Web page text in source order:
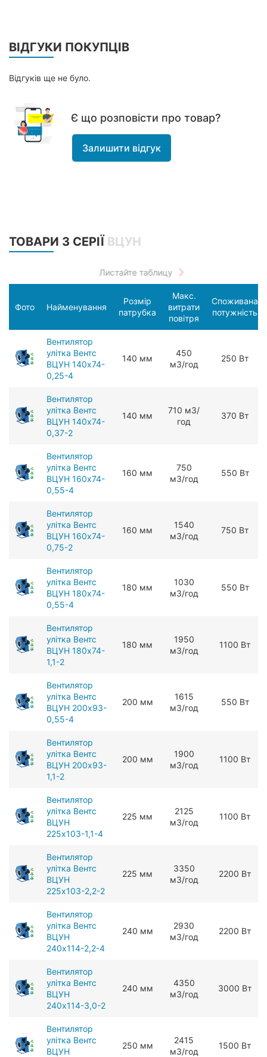
ВІДГУКИ ПОКУПЦІВ
Відгуків ще не було.
Є що розповісти про товар?
Залишити відгук
ТОВАРИ З СЕРІЇ ВЦУН
Фото Найменування
Розмір
патрубка
Макс.
витрати
повітря
Споживана
потужність
Вентилятор
улітка Вентс
ВЦУН 140х74-
0,25-4
140 мм
450
мЗ/год
250 Вт
Вентилятор
улітка Вентс
ВЦУН 140х74-
0,37-2
140 мм
710 мЗ/
год
370 Вт
Вентилятор
улітка Вентс
ВЦУН 160х74-
0,55-4
160 мм
750
мЗ/год
550 Вт
Вентилятор
улітка Вентс
ВЦУН 160х74-
0,75-2
160 мм
1540
мЗ/год
750 Вт
Вентилятор
улітка Вентс
ВЦУН 180х74-
0,55-4
180 мм
1030
мЗ/год
550 Вт
Вентилятор
улітка Вентс
ВЦУН 180х74-
1,1-2
180 мм
1950
мЗ/год
1100 Вт
Вентилятор
улітка Вентс
ВЦУН 200x93-
0,55-4
200 мм
1615
мЗ/год
550 Вт
Вентилятор
улітка Вентс
ВЦУН 200x93-
1,1-2
200 мм
1900
мЗ/год
1100 Вт
Вентилятор
улітка Вентс
ВЦУН
225x103-1,1-4
225 мм
2125
мЗ/год
1100 Вт
Вентилятор
улітка Вентс
ВЦУН
225x103-2,2-2
225 мм
3350
мЗ/год
2200 Вт
Вентилятор
улітка Вентс
ВЦУН
240x114-2,2-4
240 мм
2930
мЗ/год
2200 Вт
Вентилятор
улітка Вентс
ВЦУН
240x114-3,0-2
240 мм
4350
мЗ/год
3000 Вт
Вентилятор
улітка Вентс
ВЦУН
250 мм
2415
мЗ/год
1500 Вт